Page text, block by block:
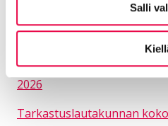
Salli
ja suosituksiin syyskuun
Arviointikertomus 2025
Tarkastuslautakunnan
2026
Tarkastuslautakunnan